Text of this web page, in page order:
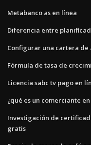
Metabanco as en línea
Diferencia entre
Configurar una cartera de
Fórmula de tasa de
Licencia sabc tv pago en
¿qué es un comerciante en
Investigación de
gratis